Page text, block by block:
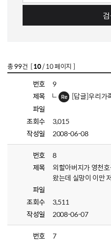
총99건 [10/ 10 페이지 ]
번호
9
제목
[답글]우리가
파일
조회수
3,015
작성일
2008-06-08
번호
8
제목
외할아버지가 영천
왔는데 실망이 이만
파일
조회수
3,511
작성일
2008-06-07
번호
7